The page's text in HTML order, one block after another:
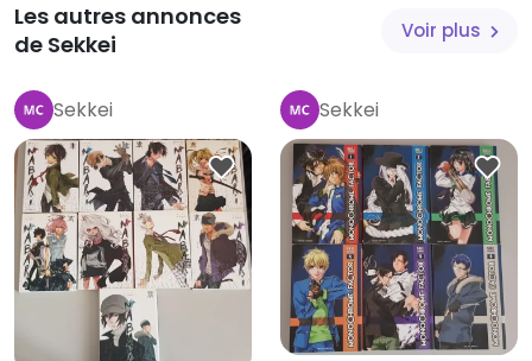
Les autres annonces
de Sekkei
Voir plus
Sekkei Sekkei